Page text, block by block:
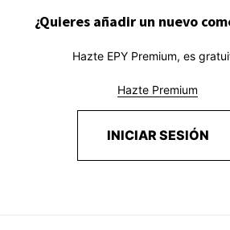
¿Quieres añadir un nuevo
Hazte EPY Premium, es
Hazte Premium
INICIAR SESIÓN